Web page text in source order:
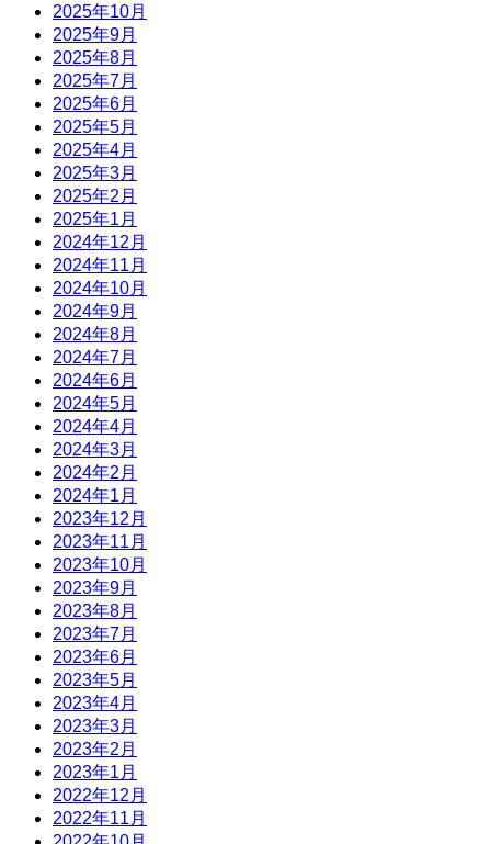
2025年10月
2025年9月
2025年8月
2025年7月
2025年6月
2025年5月
2025年4月
2025年3月
2025年2月
2025年1月
2024年12月
2024年11月
2024年10月
2024年9月
2024年8月
2024年7月
2024年6月
2024年5月
2024年4月
2024年3月
2024年2月
2024年1月
2023年12月
2023年11月
2023年10月
2023年9月
2023年8月
2023年7月
2023年6月
2023年5月
2023年4月
2023年3月
2023年2月
2023年1月
2022年12月
2022年11月